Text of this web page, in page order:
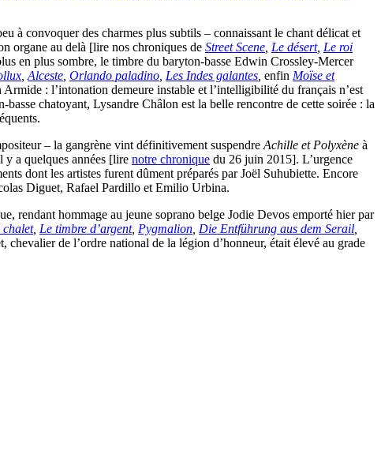
à convoquer des charmes plus subtils – connaissant le chant délicat et
organe au delà [lire nos chroniques de Street Scene Le désert, Le roi
en plus sombre, le timbre du baryton-basse Edwin Crossley-Mercer
Alceste Orlando paladino Les Indes galantes enfin Moïse et
: l’intonation demeure instable et l’intelligibilité du français n’est
chatoyant, Lysandre Châlon est la belle rencontre de cette soirée : la
– la gangrène vint définitivement suspendre Achille et Polyxène à
y a quelques années [lire notre chronique du 26 juin 2015]. L’urgence
dont les artistes furent dûment préparés par Joël Suhubiette. Encore
Diguet, Rafael Pardillo et Emilio Urbina.
rendant hommage au jeune soprano belge Jodie Devos emporté hier par
chalet, Le timbre d’argent, Pygmalion Die Entführung aus dem Serail
de l’ordre national de la légion d’honneur, était élevé au grade